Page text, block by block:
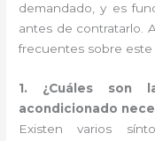
demandado, y es
antes de contratarlo.
frecuentes sobre este
1. ¿Cuáles son
acondicionado
Existen varios